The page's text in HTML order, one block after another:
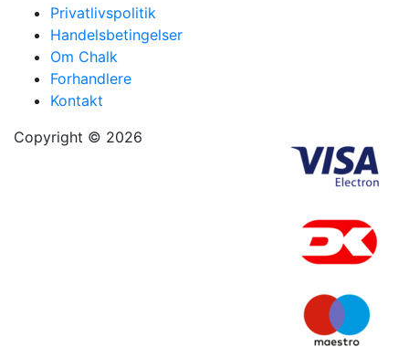
Privatlivspolitik
Handelsbetingelser
Om Chalk
Forhandlere
Kontakt
Copyright © 2026